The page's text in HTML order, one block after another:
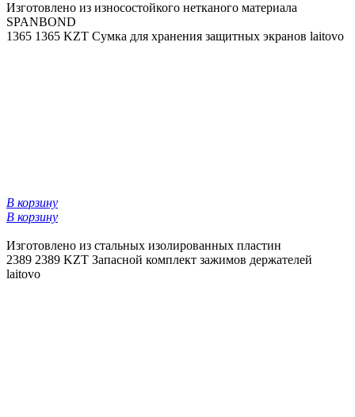
Изготовлено из износостойкого нетканого материала
SPANBOND
1365 1365 KZT Сумка для хранения защитных экранов laitovo
В корзину
В корзину
Изготовлено из стальных изолированных пластин
2389 2389 KZT Запасной комплект зажимов держателей
laitovo